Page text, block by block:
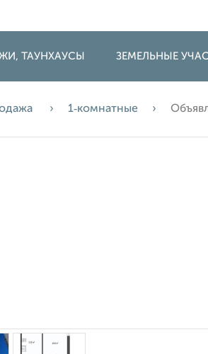
ТАУНХАУСЫ ЗЕМЕЛЬНЫЕ
1‑комнатные